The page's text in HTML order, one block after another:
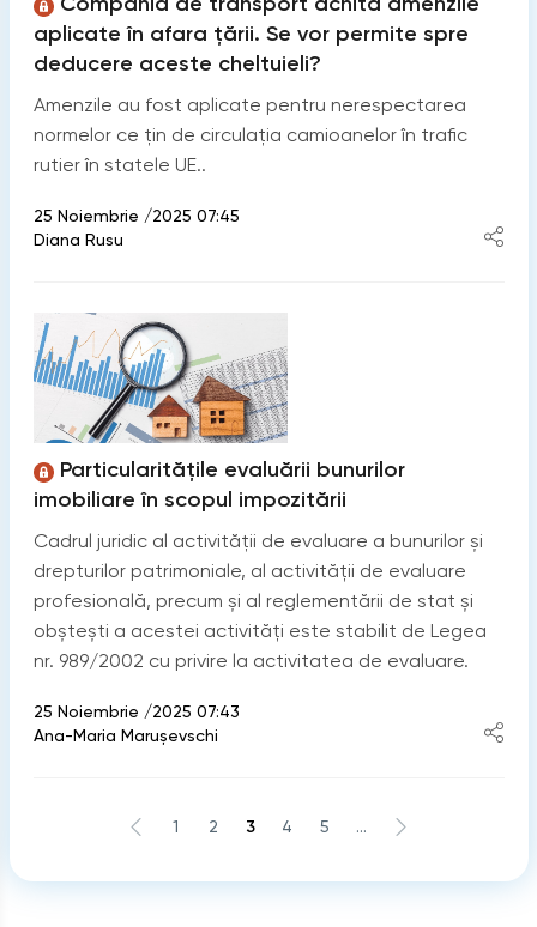
aplicate în afara țării. Se vor permite spre
deducere aceste cheltuieli?
Amenzile au fost aplicate pentru nerespectarea
normelor ce țin de circulația camioanelor în trafic
rutier în statele UE..
25 Noiembrie /2025 07:45
Diana Rusu
Particularitățile evaluării bunurilor
imobiliare în scopul impozitării
Cadrul juridic al activității de evaluare a bunurilor și
drepturilor patrimoniale, al activității de evaluare
profesională, precum și al reglementării de stat și
obștești a acestei activități este stabilit de Legea
nr. 989/2002 cu privire la activitatea de evaluare.
25 Noiembrie /2025 07:43
Ana-Maria Marușevschi
1 2 3 4 5 ...